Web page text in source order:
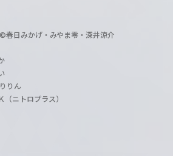
日みかげ・みやま零・深井涼介
りん
ニトロプラス）